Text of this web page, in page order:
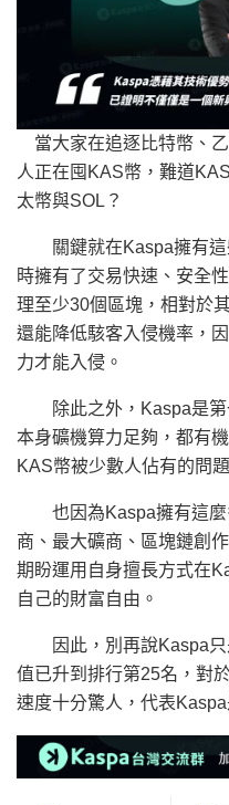
當大家在追逐比特幣、
人正在囤KAS幣，難道
太幣與SOL？
關鍵就在Kaspa擁有這
時擁有了交易快速、安全
理至少30個區塊，相對於
還能降低駭客入侵機率，
力才能入侵。
除此之外，Kaspa是第
本身礦機算力足夠，都有
KAS幣被少數人佔有的問
也因為Kaspa擁有這麼
商、最大礦商、區塊鏈創
期盼運用自身擅長方式在
自己的財富自由。
因此，別再說Kaspa只
值已升到排行第25名，對
速度十分驚人，代表